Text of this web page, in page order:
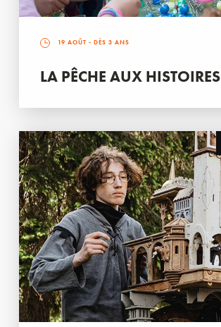
19 AOÛT - DÈS 3 ANS
LA PÊCHE AUX HISTOIRES